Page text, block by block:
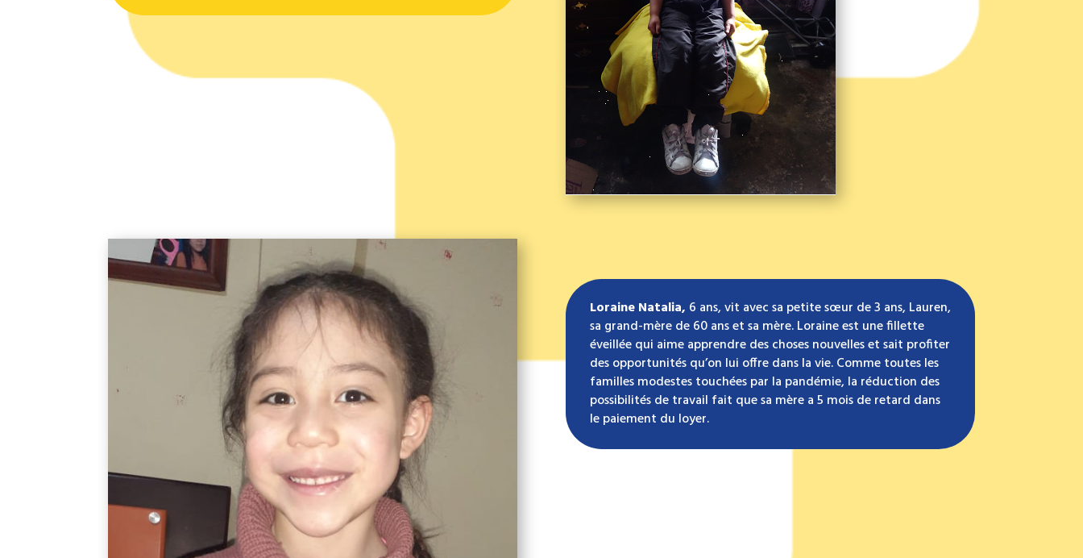
Loraine Natalia, 6 ans, vit avec sa petite sœur de 3 ans, Lauren,
sa grand-mère de 60 ans et sa mère. Loraine est une fillette
éveillée qui aime apprendre des choses nouvelles et sait profiter
des opportunités qu’on lui offre dans la vie. Comme toutes les
familles modestes touchées par la pandémie, la réduction des
possibilités de travail fait que sa mère a 5 mois de retard dans
le paiement du loyer.